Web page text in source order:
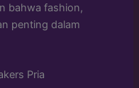
bahwa fashion,
penting dalam
Pria